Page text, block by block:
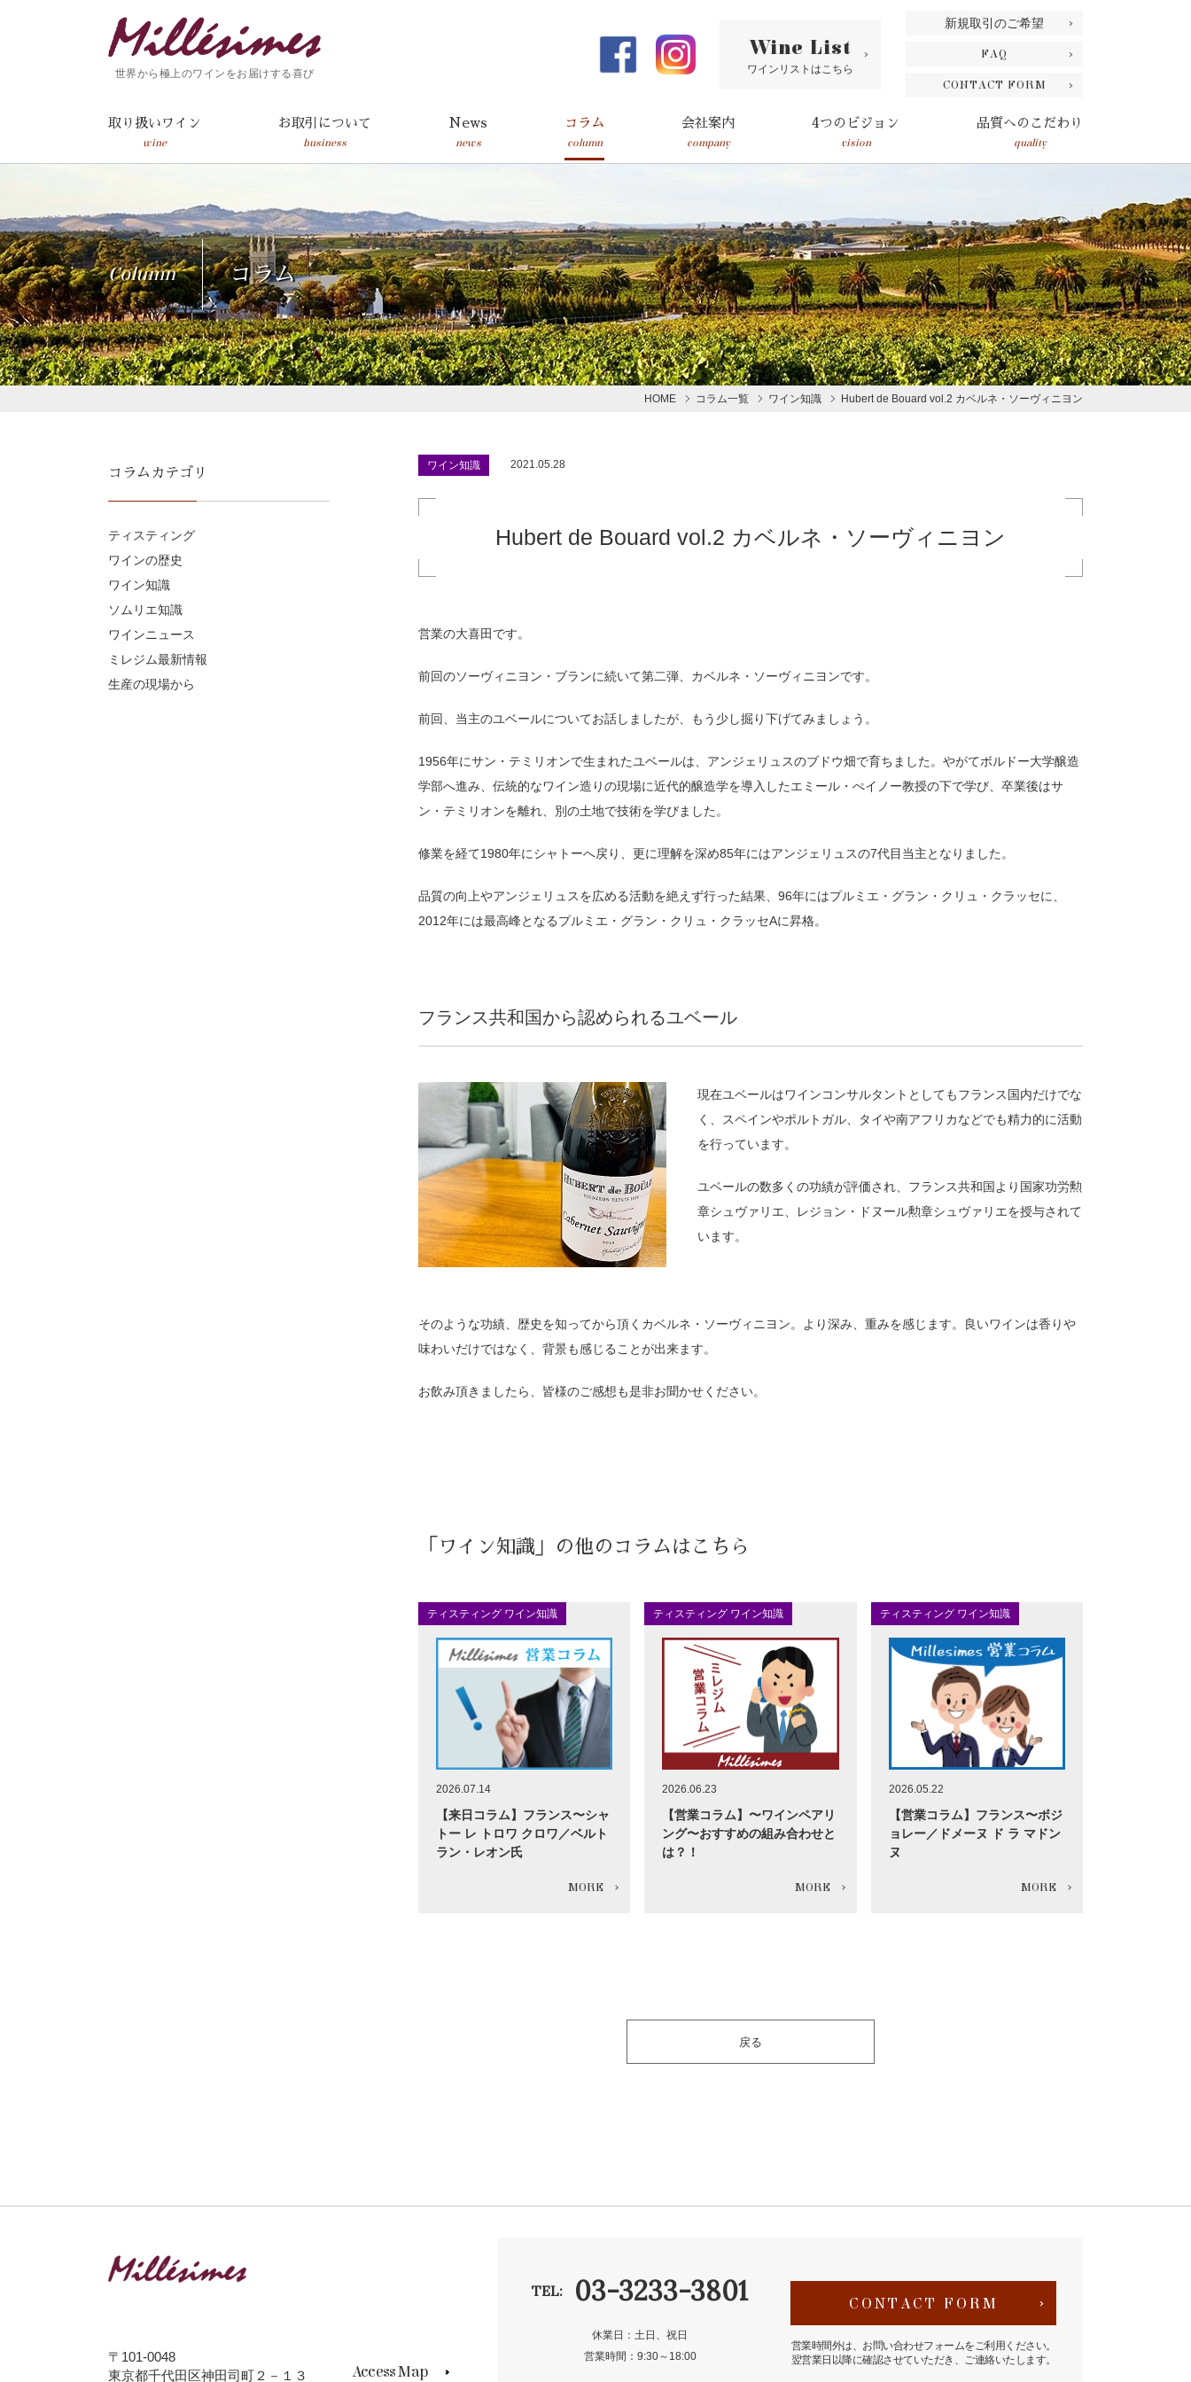
世界から極上のワインをお届けする喜び
Wine List
ワインリストはこちら
新規取引のご希望
FAQ
CONTACT FORM
取り扱いワイン
wine
お取引について
business
News
news
コラム
column
会社案内
company
4つのビジョン
vision
品質へのこだわり
quality
Column コラム
HOME コラム一覧 ワイン知識 Hubert de Bouard vol.2 カベルネ・ソーヴィニヨン
ワイン知識 2021.05.28
Hubert de Bouard vol.2 カベルネ・ソーヴィニヨン
営業の大喜田です。
前回のソーヴィニヨン・ブランに続いて第二弾、カベルネ・ソーヴィニヨンです。
前回、当主のユベールについてお話しましたが、もう少し掘り下げてみましょう。
1956年にサン・テミリオンで生まれたユベールは、アンジェリュスのブドウ畑で育ちました。やがてボルドー大学醸造
学部へ進み、伝統的なワイン造りの現場に近代的醸造学を導入したエミール・ぺイノー教授の下で学び、卒業後はサ
ン・テミリオンを離れ、別の土地で技術を学びました。
修業を経て1980年にシャトーへ戻り、更に理解を深め85年にはアンジェリュスの7代目当主となりました。
品質の向上やアンジェリュスを広める活動を絶えず行った結果、96年にはプルミエ・グラン・クリュ・クラッセに、
2012年には最高峰となるプルミエ・グラン・クリュ・クラッセAに昇格。
フランス共和国から認められるユベール
現在ユベールはワインコンサルタントとしてもフランス国内だけでな
く、スペインやポルトガル、タイや南アフリカなどでも精力的に活動
を行っています。
ユベールの数多くの功績が評価され、フランス共和国より国家功労勲
章シュヴァリエ、レジョン・ドヌール勲章シュヴァリエを授与されて
います。
そのような功績、歴史を知ってから頂くカベルネ・ソーヴィニヨン。より深み、重みを感じます。良いワインは香りや
味わいだけではなく、背景も感じることが出来ます。
お飲み頂きましたら、皆様のご感想も是非お聞かせください。
「ワイン知識」の他のコラムはこちら
ティスティング ワイン知識
2026.07.14
【来日コラム】フランス〜シャ
トー レ トロワ クロワ／ベルト
ラン・レオン氏
ティスティング ワイン知識
2026.06.23
【営業コラム】〜ワインペアリ
ング〜おすすめの組み合わせと
は？！
ティスティング ワイン知識
2026.05.22
【営業コラム】フランス〜ボジ
ョレー／ドメーヌ ド ラ マドン
ヌ
戻る
コラムカテゴリ
ティスティング
ワインの歴史
ワイン知識
ソムリエ知識
ワインニュース
ミレジム最新情報
生産の現場から
TEL: 03-3233-3801
休業日：土日、祝日
営業時間：9:30～18:00
CONTACT FORM
営業時間外は、お問い合わせフォームをご利用ください。
翌営業日以降に確認させていただき、ご連絡いたします。
〒101-0048
東京都千代田区神田司町２－１３
Access Map